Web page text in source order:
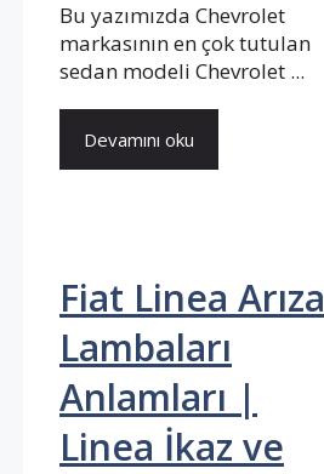
Bu yazımızda Chevrolet
markasının en çok tutulan
sedan modeli Chevrolet ...
Devamını oku
Fiat Linea Arıza
Lambaları
Anlamları |
Linea İkaz ve